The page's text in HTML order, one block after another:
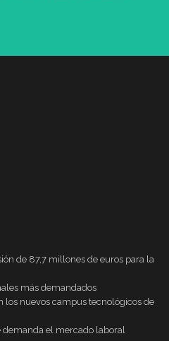
de 87,7 millones de euros para la
más demandados
los nuevos campus tecnológicos de
el mercado laboral